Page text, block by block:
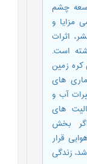
چشم
مزایا و
اثرات
است.
زمین
های
آب و
های
بخش
قرار
زندگی